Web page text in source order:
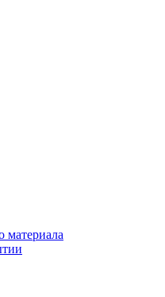
материала